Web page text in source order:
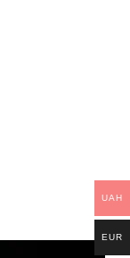
UAH
EUR